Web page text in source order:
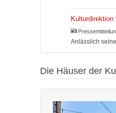
Anlässlich
Die Häuser der